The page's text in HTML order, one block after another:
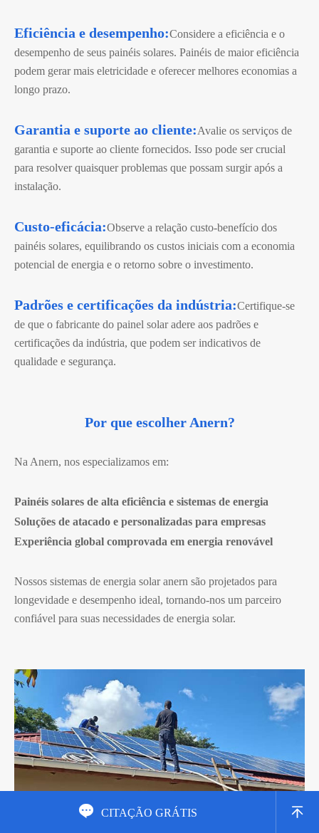
Eficiência e desempenho:Considere a eficiência e o
desempenho de seus painéis solares. Painéis de maior eficiência
podem gerar mais eletricidade e oferecer melhores economias a
longo prazo.
Garantia e suporte ao cliente:Avalie os serviços de
garantia e suporte ao cliente fornecidos. Isso pode ser crucial
para resolver quaisquer problemas que possam surgir após a
instalação.
Custo-eficácia:Observe a relação custo-benefício dos
painéis solares, equilibrando os custos iniciais com a economia
potencial de energia e o retorno sobre o investimento.
Padrões e certificações da indústria:Certifique-se
de que o fabricante do painel solar adere aos padrões e
certificações da indústria, que podem ser indicativos de
qualidade e segurança.
Por que escolher Anern?
Na Anern, nos especializamos em:
Painéis solares de alta eficiência e sistemas de energia
Soluções de atacado e personalizadas para empresas
Experiência global comprovada em energia renovável
Nossos sistemas de energia solar anern são projetados para
longevidade e desempenho ideal, tornando-nos um parceiro
confiável para suas necessidades de energia solar.
 CITAÇÃO GRÁTIS 